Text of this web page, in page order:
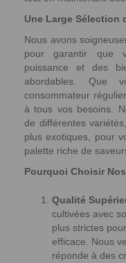
Une Large Sélection
Nous avons
pour garantir que
puissance et des
abordables. Que
consommateur
à tous vos besoins.
de différentes
plus exotiques, pour
palette riche de
Pourquoi Choisir
Qualité
cultivées avec
plus strictes
efficace. Nous
réponde à des